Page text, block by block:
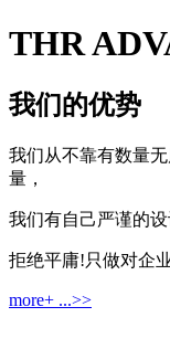
THR
我们的优势
我们从不靠有数量
量，
我们有自己严谨的
拒绝平庸!只做对企
more+ ...>>